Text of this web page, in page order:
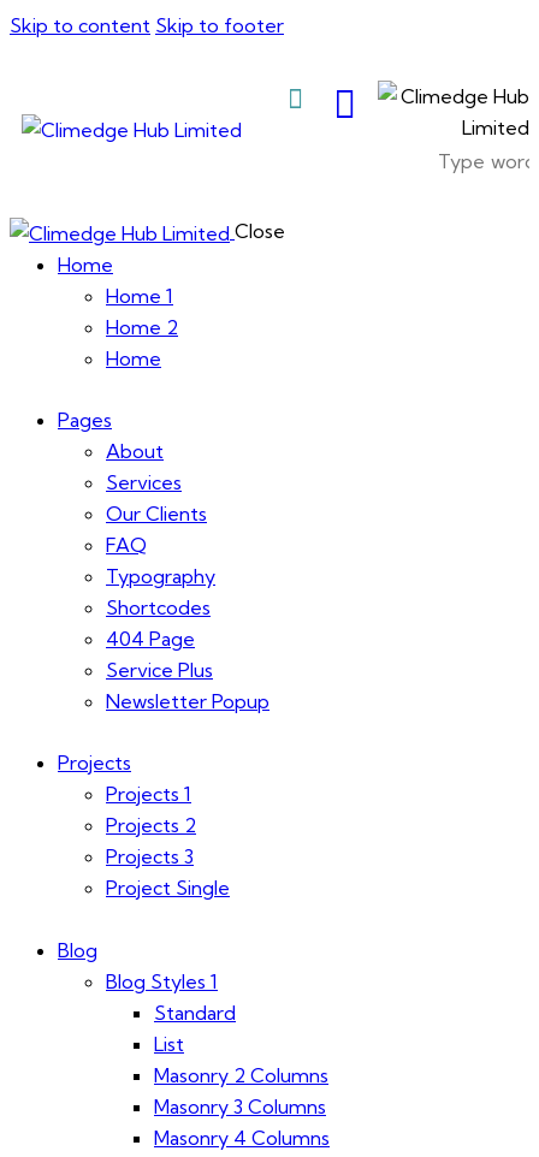
Skip to content Skip to footer
Close
Home
Home 1
Home 2
Home
Pages
About
Services
Our Clients
FAQ
Typography
Shortcodes
404 Page
Service Plus
Newsletter Popup
Projects
Projects 1
Projects 2
Projects 3
Project Single
Blog
Blog Styles 1
Standard
List
Masonry 2 Columns
Masonry 3 Columns
Masonry 4 Columns